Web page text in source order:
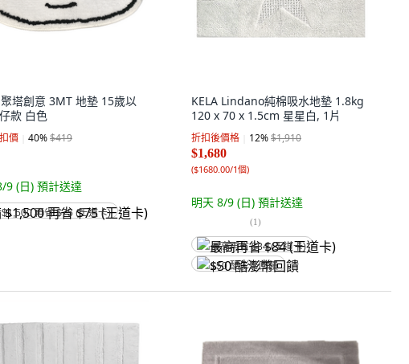
塔創意 3MT 地墊 15歲以
款 白色
價 40%$419
9 (日) 預計送達
$1,500 再省 $75 (王道卡)
KELA Lindano純棉吸水地墊 1.8kg
120 x 70 x 1.5cm 星星白, 1片
折扣後價格 12%$1,910
$1,680
($1680.00/1個)
明天 8/9 (日) 預計送達
(1)
最高再省 $84 (王道卡)
$50 酷澎幣回饋